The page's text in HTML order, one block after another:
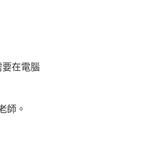
在電腦
師。